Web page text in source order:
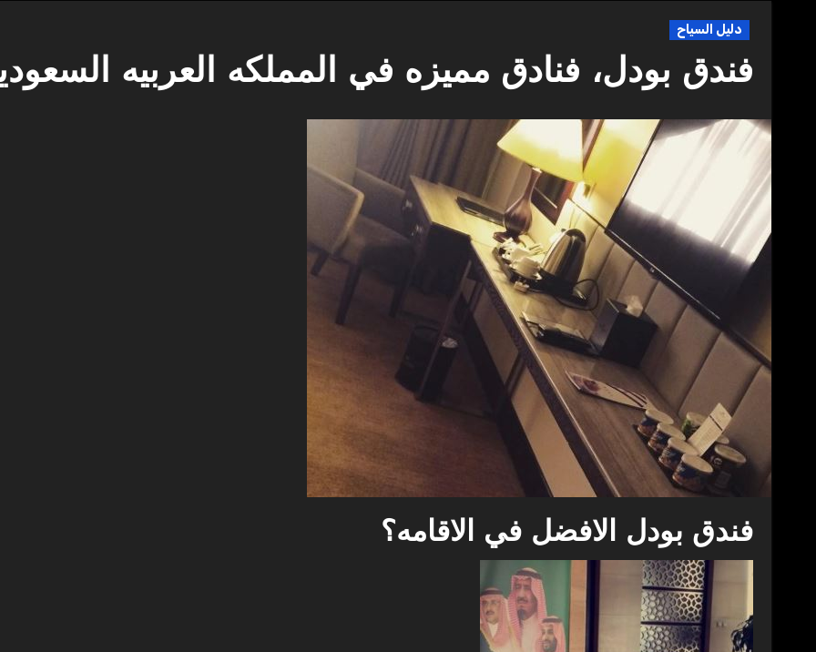
دليل السياح
فندق بودل، فنادق مميزه في المملكه العربيه
فندق بودل الافضل في الاقامه؟